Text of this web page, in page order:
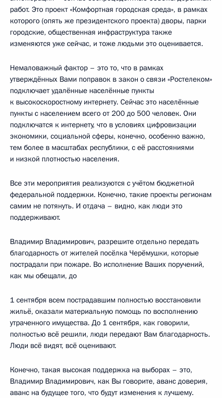
работ. Это проект «Комфортная городская среда», в рамках
которого (опять же президентского проекта) дворы, парки
городские, общественная инфраструктура также
изменяются уже сейчас, и тоже людьми это оценивается.
Немаловажный фактор – это то, что в рамках
утверждённых Вами поправок в закон о связи «Ростелеком»
подключает удалённые населённые пункты
к высокоскоростному интернету. Сейчас это населённые
пункты с населением всего от 200 до 500 человек. Они
подключатся к интернету, что в условиях цифровизации
экономики, социальной сферы, конечно, особенно важно,
тем более в масштабах республики, с её расстояниями
и низкой плотностью населения.
Все эти мероприятия реализуются с учётом бюджетной
федеральной поддержки. Конечно, такие проекты регионам
самим не потянуть. И отдача – видно, как люди это
поддерживают.
Владимир Владимирович, разрешите отдельно передать
благодарность от жителей посёлка Черёмушки, которые
пострадали при пожаре. Во исполнение Ваших поручений,
как мы обещали, до
1 сентября всем пострадавшим полностью восстановили
жильё, оказали материальную помощь по восполнению
утраченного имущества. До 1 сентября, как говорили,
полностью всё решили, люди передают Вам благодарность.
Люди всё видят, всё оценивают.
Конечно, такая высокая поддержка на выборах – это,
Владимир Владимирович, как Вы говорите, аванс доверия,
аванс на будущее того, что будут изменения к лучшему.